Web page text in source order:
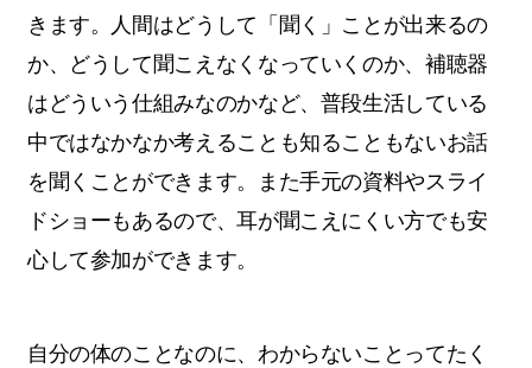
きます。人間はどうして「聞く」ことが出来るの
か、どうして聞こえなくなっていくのか、補聴器
はどういう仕組みなのかなど、普段生活している
中ではなかなか考えることも知ることもないお話
を聞くことができます。また手元の資料やスライ
ドショーもあるので、耳が聞こえにくい方でも安
心して参加ができます。
自分の体のことなのに、わからないことってたく